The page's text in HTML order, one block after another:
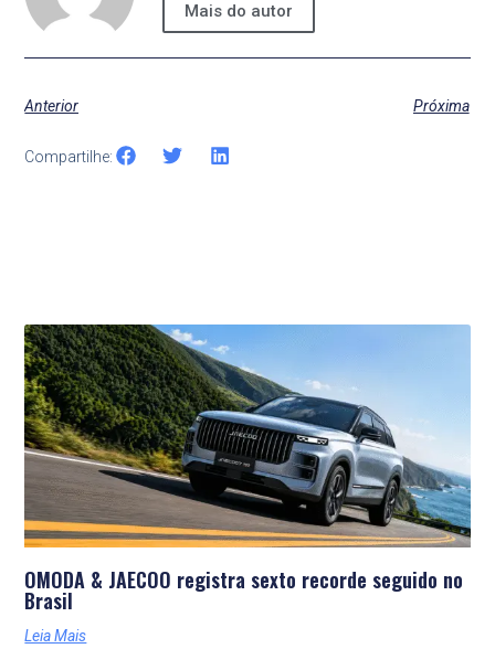
Mais do autor
Anterior Próxima
Compartilhe:
Últimas Notícias
OMODA & JAECOO registra sexto recorde seguido no
Brasil
Leia Mais